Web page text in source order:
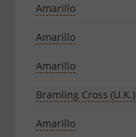
Amarillo
Amarillo
Amarillo
Bramling Cross (U.K.)
Amarillo